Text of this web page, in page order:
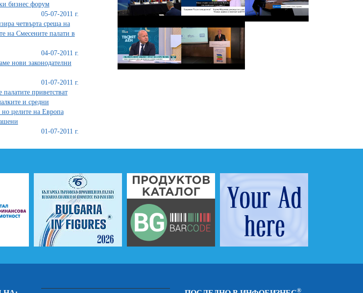
бизнес форум
05-07-2011 г.
четвърта среща на
на Смесените палати в
04-07-2011 г.
нови законодателни
01-07-2011 г.
палатите приветстват
и средни
но целите на Европа
01-07-2011 г.
®